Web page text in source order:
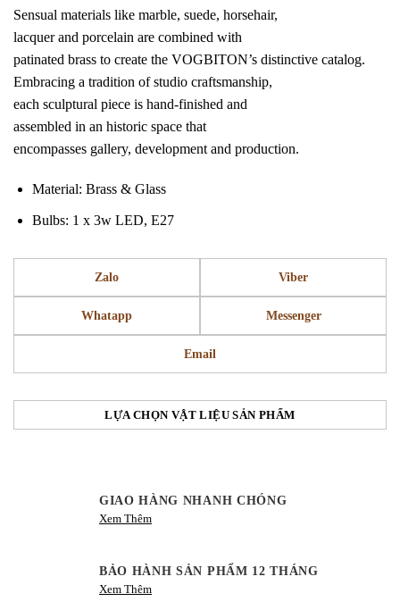
Sensual materials like marble, suede, horsehair,
lacquer and porcelain are combined with
patinated brass to create the VOGBITON’s distinctive catalog.
Embracing a tradition of studio craftsmanship,
each sculptural piece is hand-finished and
assembled in an historic space that
encompasses gallery, development and production.
Material: Brass & Glass
Bulbs: 1 x 3w LED, E27
Zalo Viber
Whatapp Messenger
Email
LỰA CHỌN VẬT LIỆU SẢN PHẨM
GIAO HÀNG NHANH CHÓNG
Xem Thêm
BẢO HÀNH SẢN PHẨM 12 THÁNG
Xem Thêm